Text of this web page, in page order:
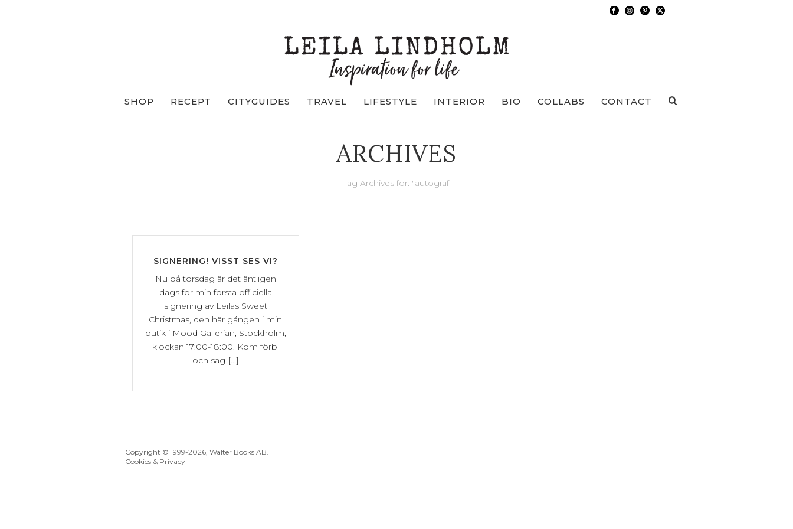
SHOP RECEPT CITYGUIDES TRAVEL LIFESTYLE INTERIOR BIO COLLABS CONTACT
ARCHIVES
Tag Archives for: "autograf"
SIGNERING! VISST SES VI?
Nu på torsdag är det äntligen
dags för min första officiella
signering av Leilas Sweet
Christmas, den här gången i min
butik i Mood Gallerian, Stockholm,
klockan 17:00-18:00. Kom förbi
och säg [...]
Copyright © 1999-2026, Walter Books AB.
Cookies & Privacy